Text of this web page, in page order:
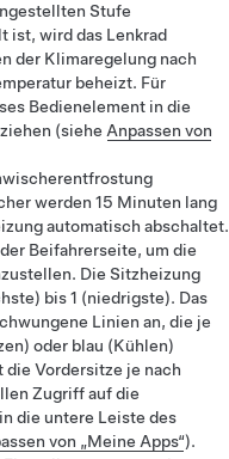
Stufe
ist, wird das Lenkrad
der Klimaregelung nach
beheizt. Für
Bedienelement in die
(siehe Anpassen von
werden 15 Minuten lang
automatisch abschaltet.
Beifahrerseite, um die
Die Sitzheizung
bis 1 (niedrigste). Das
Linien an, die je
oder blau (Kühlen)
die Vordersitze je nach
Zugriff auf die
die untere Leiste des
von „Meine Apps“).